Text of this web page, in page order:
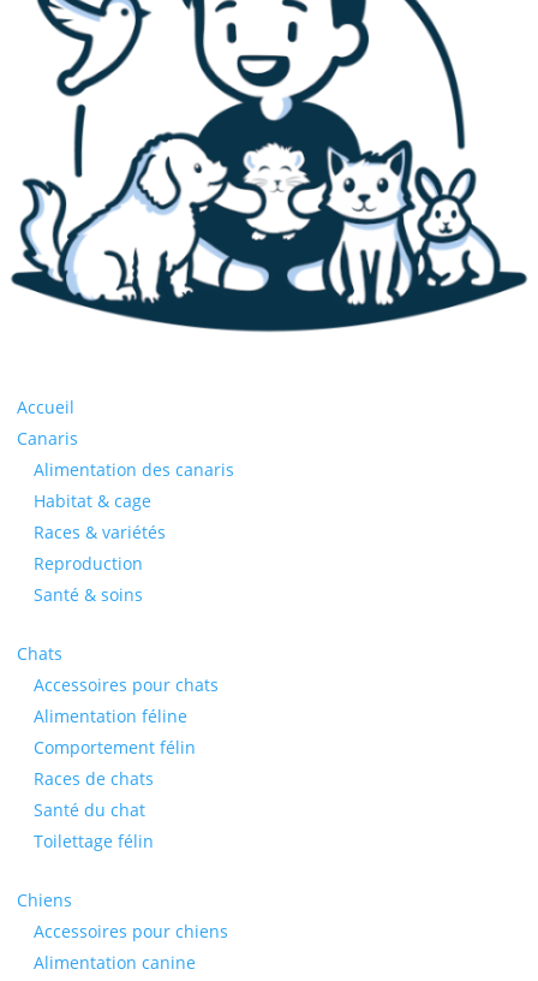
Accueil
Canaris
Alimentation des canaris
Habitat & cage
Races & variétés
Reproduction
Santé & soins
Chats
Accessoires pour chats
Alimentation féline
Comportement félin
Races de chats
Santé du chat
Toilettage félin
Chiens
Accessoires pour chiens
Alimentation canine